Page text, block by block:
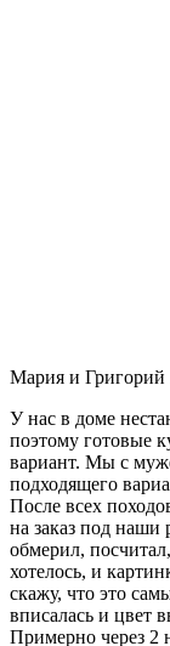
Мария и Григорий
У нас в доме
поэтому готовые
вариант. Мы с
подходящего
После всех
на заказ под наши
обмерил,
хотелось, и
скажу, что это
вписалась и цвет
Примерно через 2